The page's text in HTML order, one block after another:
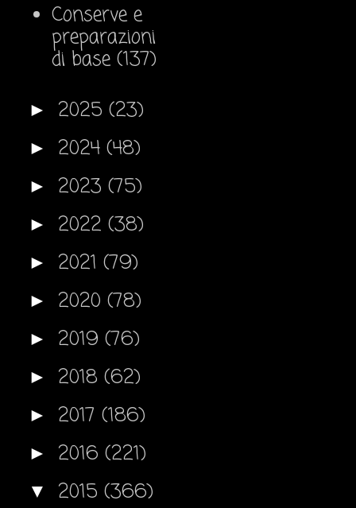
Conserve e
preparazioni
di base (137)
► 2025 (23)
► 2024 (48)
► 2023 (75)
► 2022 (38)
► 2021 (79)
► 2020 (78)
► 2019 (76)
► 2018 (62)
► 2017 (186)
► 2016 (221)
▼ 2015 (366)